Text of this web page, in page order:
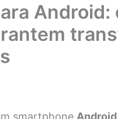
Android:
smartphone Android